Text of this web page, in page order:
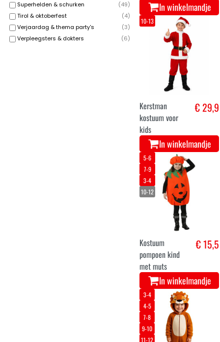
Superhelden & schurken
(49)
Tirol & oktoberfest
(4)
Verjaardag & thema party's
(3)
Verpleegsters & dokters
(6)
In winkelmandje
10-13
Kerstman
kostuum voor
kids
€ 29,9
In winkelmandje
5-6
7-9
3-4
10-12
Kostuum
pompoen kind
met muts
€ 15,5
In winkelmandje
3-4
4-5
7-8
9-10
11-12